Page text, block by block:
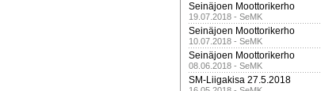
Seinäjoen Moottorikerho
19.07.2018 - SeMK
Seinäjoen Moottorikerho
10.07.2018 - SeMK
Seinäjoen Moottorikerho
08.06.2018 - SeMK
SM-Liigakisa 27.5.2018